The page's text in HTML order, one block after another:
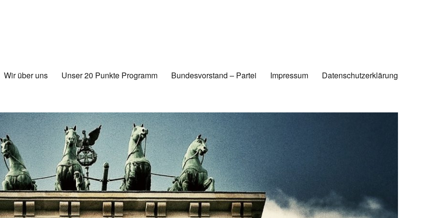
Wir über uns Unser 20 Punkte Programm Bundesvorstand – Partei Impressum Datenschutzerklärung